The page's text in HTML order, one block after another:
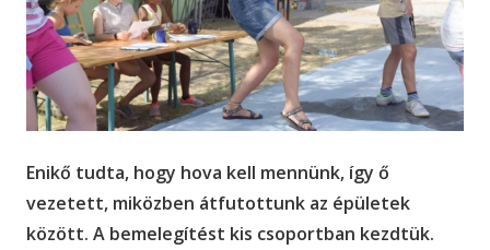
Enikő tudta, hogy hova kell mennünk, így ő
vezetett, miközben átfutottunk az épületek
között. A bemelegítést kis csoportban kezdtük.